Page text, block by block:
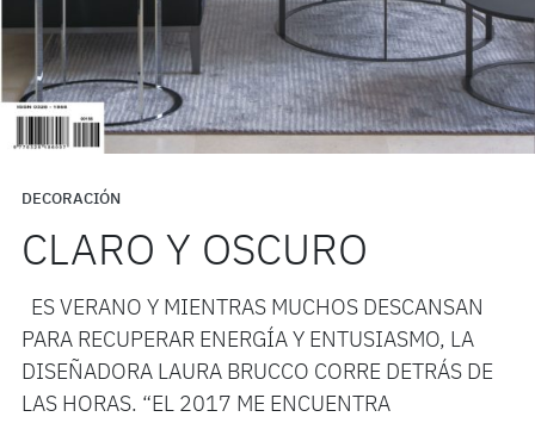
DECORACIÓN
CLARO Y OSCURO
ES VERANO Y MIENTRAS MUCHOS DESCANSAN
PARA RECUPERAR ENERGÍA Y ENTUSIASMO, LA
DISEÑADORA LAURA BRUCCO CORRE DETRÁS DE
LAS HORAS. “EL 2017 ME ENCUENTRA